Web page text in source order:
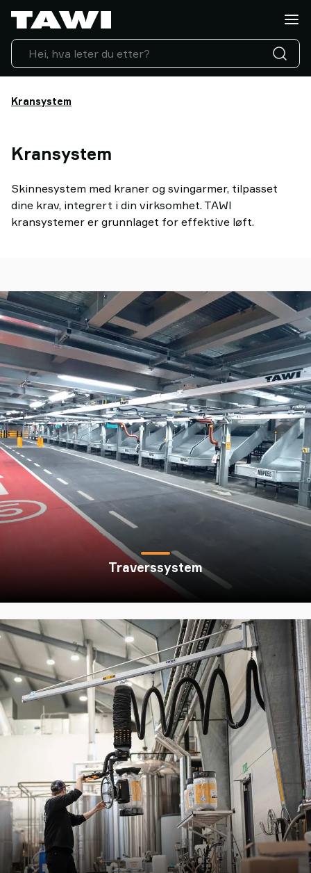
Kransystem
Kransystem
Skinnesystem med kraner og svingarmer, tilpasset
dine krav, integrert i din virksomhet. TAWI
kransystemer er grunnlaget for effektive løft.
Traverssystem
Hva
vil
du
løfte?
Løfteutstyr
Support
Innsikt
Kontakt
oss